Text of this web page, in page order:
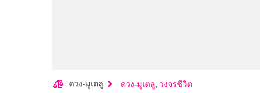
ดวง-มูเตลู ดวง-มูเตลู, วงจรชีวิต